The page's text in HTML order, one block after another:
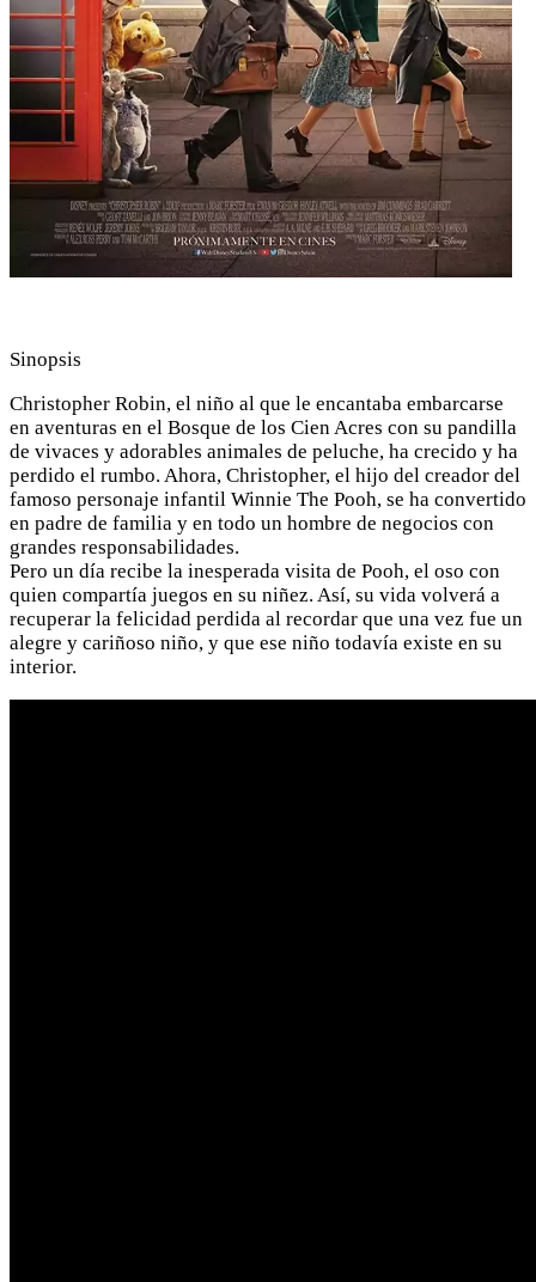
Sinopsis
Christopher Robin, el niño al que le encantaba embarcarse
en aventuras en el Bosque de los Cien Acres con su pandilla
de vivaces y adorables animales de peluche, ha crecido y ha
perdido el rumbo. Ahora, Christopher, el hijo del creador del
famoso personaje infantil Winnie The Pooh, se ha convertido
en padre de familia y en todo un hombre de negocios con
grandes responsabilidades.
Pero un día recibe la inesperada visita de Pooh, el oso con
quien compartía juegos en su niñez. Así, su vida volverá a
recuperar la felicidad perdida al recordar que una vez fue un
alegre y cariñoso niño, y que ese niño todavía existe en su
interior.